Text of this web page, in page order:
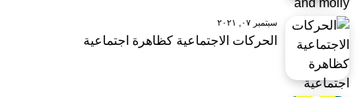
سبتمبر ٠٧, ٢٠٢١
الحركات الاجتماعية كظاهرة اجتماعية